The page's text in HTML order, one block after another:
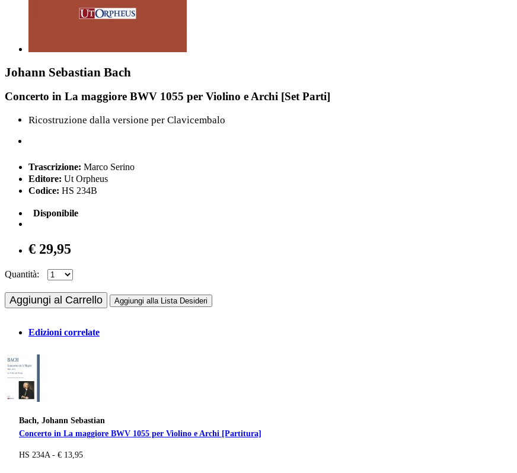
Johann Sebastian Bach
Concerto in La maggiore BWV 1055 per Violino e Archi [Set Parti]
Ricostruzione dalla versione per Clavicembalo
Trascrizione: Marco Serino
Editore: Ut Orpheus
Codice: HS 234B
Disponibile
€ 29,95
Quantità:
Aggiungi al Carrello Aggiungi alla Lista Desideri
Edizioni correlate
Bach, Johann Sebastian
Concerto in La maggiore BWV 1055 per Violino e Archi [Partitura]
HS 234A - € 13,95